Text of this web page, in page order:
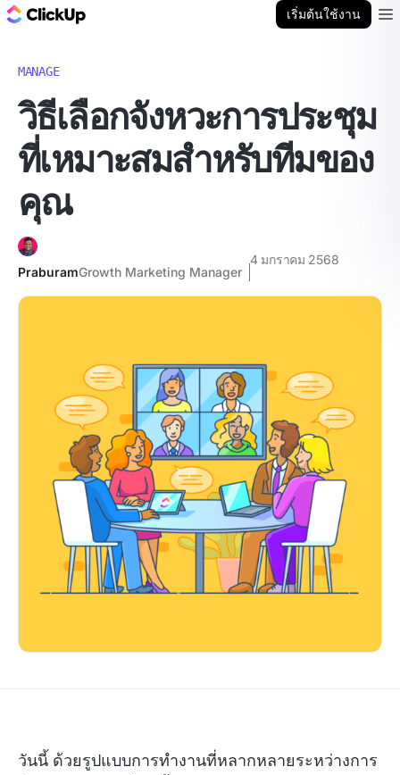
เริ่มต้นใช้งาน
MANAGE
วิธีเลือกจังหวะการประชุม
ที่เหมาะสมสำหรับทีมของ
คุณ
PraburamGrowth Marketing Manager
4 มกราคม 2568
วันนี้ ด้วยรูปแบบการทำงานที่หลากหลายระหว่างการ